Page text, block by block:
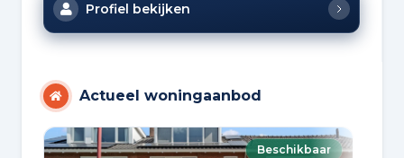
Profiel bekijken
Actueel woningaanbod
Beschikbaar